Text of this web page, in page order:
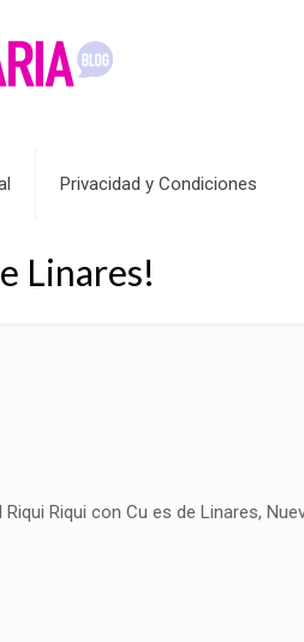
Privacidad y Condiciones
Linares!
Riqui con Cu es de Linares,